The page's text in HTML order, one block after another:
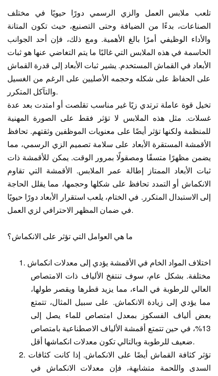
تلعب ملابس العمل والزي الرسمي دورًا حيويًا في مختلف
الصناعات، بدءًا من الضيافة وحتى التصنيع، حيث تكون المتانة
والأداء الوظيفي أمرًا بالغ الأهمية. ومع ذلك، فإن أحد الجوانب
الحاسمة في هذه الملابس التي غالبًا ما يتم التغاضي عنها هو ثبات
الأبعاد في القماش المستخدم. يشير ثبات الأبعاد إلى قدرة القماش
على الحفاظ على شكله وحجمه الأصليين على الرغم من الغسيل
والتآكل المتكرر.
تخيل قوة عاملة ترتدي زيًا غير مناسب تقلصت أو امتدت بعد عدة
غسلات. مثل هذه الملابس لا تؤثر فقط على الصورة المهنية
للمنظمة ولكنها تؤثر أيضًا على معنويات الموظفين وثقتهم. تحافظ
الأقمشة المستقرة الأبعاد على سلامة تصميم الزي الرسمي، مما
يضمن مظهرًا متسقًا ومصقولًا بمرور الوقت. يمكن للأقمشة ذات
ثبات الأبعاد الممتاز إطالة عمر الملابس. الأقمشة التي تقاوم
الانكماش أو التمدد تحافظ على شكلها وحجمها، مما يقلل الحاجة
إلى الاستبدال المتكرر. في الختام، يلعب استقرار الأبعاد دورًا حيويًا
في ضمان المظهر الاحترافي لزي العمل.
ما هي العوامل التي تؤثر على الانكماش؟
1. اختلاف المواد الخام في الأقمشة يؤدي إلى معدلات انكماش
مختلفة. بشكل عام، سوف تنتفخ الألياف ذات الامتصاص
العالي للرطوبة في الماء، مما يزيد قطرها ويقصر طولها،
مما يؤدي إلى زيادة الانكماش. على سبيل المثال، تتمتع
بعض ألياف الفسكوز بمعدل امتصاص للماء يصل إلى
13%، في حين تتمتع أقمشة الألياف الاصطناعية بامتصاص
ضعيف للرطوبة وبالتالي تكون معدلات انكماشها أقل.
2. تؤثر كثافة القماش أيضًا على الانكماش. إذا كانت كثافات
السدى واللحمة متشابهة، فإن معدلات الانكماش في